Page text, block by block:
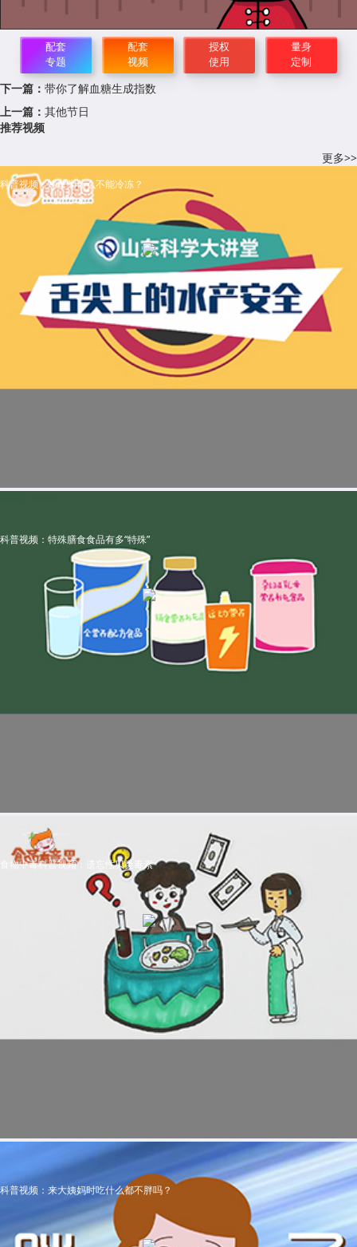
配套
专题
配套
视频
授权
使用
量身
定制
下一篇： 带你了解血糖生成指数
上一篇： 其他节日
推荐视频
更多>>
科普视频：螃蟹为什么不能冷冻？
科普视频：特殊膳食食品有多“特殊”
食物中毒科普视频：遗忘性贝类毒素
科普视频：来大姨妈时吃什么都不胖吗？